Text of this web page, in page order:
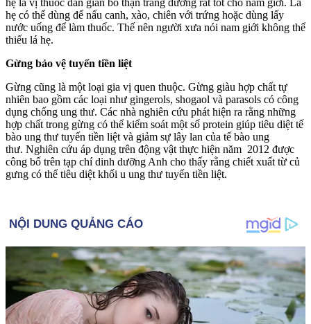
hẹ là vị thuốc dân gian bổ thận tráng dương rất tốt cho nam giới. Lá
hẹ có thể dùng để nấu canh, xào, chiên với trứng hoặc dùng lấy
nước uống để làm thuốc. Thế nên người xưa nói nam giới không thể
thiếu lá hẹ.
Gừng bảo vệ tuyến tiền liệt
Gừng cũng là một loại gia vị quen thuộc. Gừng giàu hợp chất tự
nhiên bao gồm các loại như gin‌gerols, shogaol và parasols có công
dụng chống ung thư. Các nhà nghiên cứu phát hiện ra rằng những
hợp chất trong gừng có thể kiểm soát một số protein giúp tiêu diệt tế
bào ung thư tuyến tiền liệt và giảm sự lây lan của tế bào ung
thư. Nghiên cứu áp dụng trên động vật thực hiện năm 2012 được
công bố trên tạp chí dinh dưỡng Anh cho thấy rằng chiết xuất từ củ
gưng có thể tiêu diệt khối u ung thư tuyến tiền liệt.